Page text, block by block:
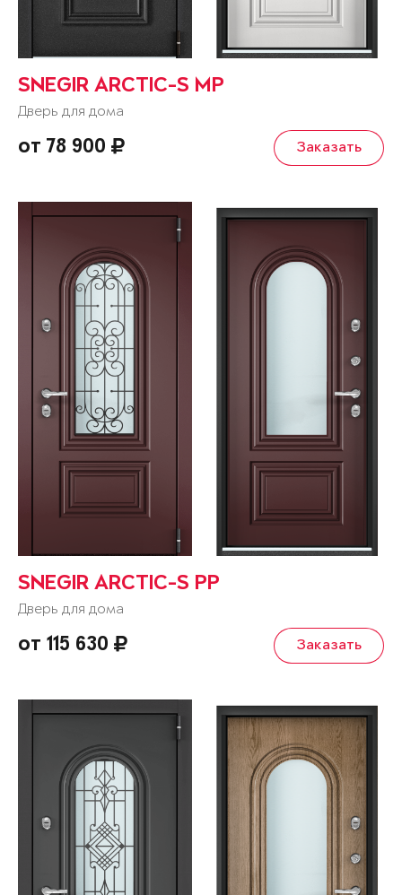
SNEGIR ARCTIC-S MP
Дверь для дома
от 78 900 Заказать
SNEGIR ARCTIC-S PP
Дверь для дома
от 115 630 Заказать